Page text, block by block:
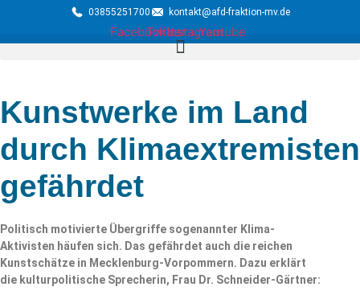
03855251700 kontakt@afd-fraktion-mv.de
FacebookTwitterInstagramYoutube
Kunstwerke im Land
durch Klimaextremisten
gefährdet
Politisch motivierte Übergriffe sogenannter Klima-
Aktivisten häufen sich. Das gefährdet auch die reichen
Kunstschätze in Mecklenburg-Vorpommern. Dazu erklärt
die kulturpolitische Sprecherin, Frau Dr. Schneider-Gärtner: